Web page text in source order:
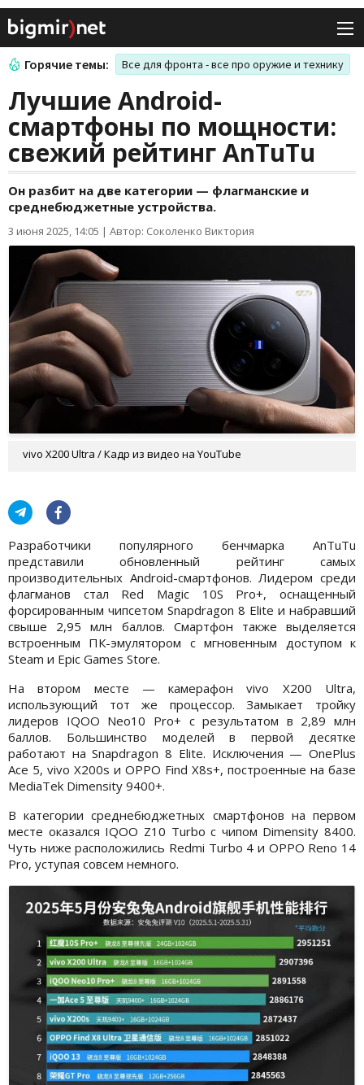
Горячие темы: Все для фронта - все про оружие и технику
Лучшие Android-
смартфоны по мощности:
свежий рейтинг AnTuTu
Он разбит на две категории — флагманские и
среднебюджетные устройства.
3 июня 2025, 14:05 | Автор: Соколенко Виктория
vivo X200 Ultra / Кадр из видео на YouTube
Разработчики популярного бенчмарка AnTuTu
представили обновленный рейтинг самых
производительных Android-смартфонов. Лидером среди
флагманов стал Red Magic 10S Pro+, оснащенный
форсированным чипсетом Snapdragon 8 Elite и набравший
свыше 2,95 млн баллов. Смартфон также выделяется
встроенным ПК-эмулятором с мгновенным доступом к
Steam и Epic Games Store.
На втором месте — камерафон vivo X200 Ultra,
использующий тот же процессор. Замыкает тройку
лидеров IQOO Neo10 Pro+ с результатом в 2,89 млн
баллов. Большинство моделей в первой десятке
работают на Snapdragon 8 Elite. Исключения — OnePlus
Ace 5, vivo X200s и OPPO Find X8s+, построенные на базе
MediaTek Dimensity 9400+.
В категории среднебюджетных смартфонов на первом
месте оказался IQOO Z10 Turbo с чипом Dimensity 8400.
Чуть ниже расположились Redmi Turbo 4 и OPPO Reno 14
Pro, уступая совсем немного.